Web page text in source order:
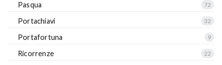
Pasqua 72
Portachiavi 32
Portafortuna 9
Ricorrenze 22